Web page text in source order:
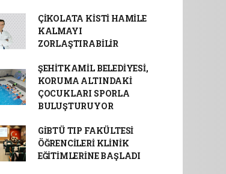
ÇİKOLATA KİSTİ HAMİLE
KALMAYI
ZORLAŞTIRABİLİR
ŞEHİTKAMİL BELEDİYESİ,
KORUMA ALTINDAKİ
ÇOCUKLARI SPORLA
BULUŞTURUYOR
GİBTÜ TIP FAKÜLTESİ
ÖĞRENCİLERİ KLİNİK
EĞİTİMLERİNE BAŞLADI